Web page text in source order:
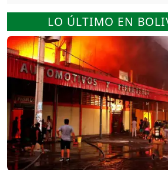
LO ÚLTIMO EN